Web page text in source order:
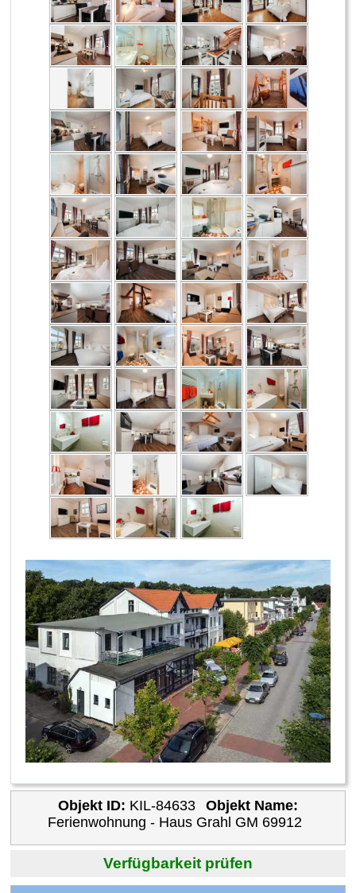
Objekt ID: KIL-84633
Objekt Name:
Ferienwohnung - Haus Grahl GM 69912
Verfügbarkeit prüfen